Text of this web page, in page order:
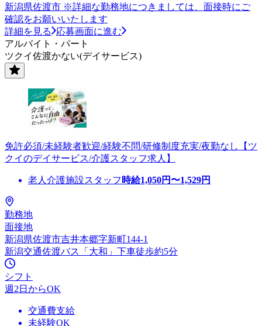
新潟県佐渡市 ※詳細な勤務地につきましては、面接時にご
確認をお願いいたします
詳細を見る
応募画面に進む
アルバイト・パート
ツクイ佐渡かない(デイサービス)
免許必須/未経験者歓迎/経験不問/研修制度充実/夜勤なし【ツ
クイのデイサービス/介護スタッフ求人】
老人介護施設スタッフ 時給1,050円〜1,529円
勤務地
面接地
新潟県佐渡市吉井本郷字新町144-1
新潟交通佐渡バス「大和」下車徒歩約5分
シフト
週2日からOK
交通費支給
未経験OK